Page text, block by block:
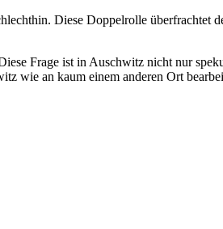
Diese Doppelrolle überfrachtet
Frage ist in Auschwitz nicht nur
wie an kaum einem anderen Ort